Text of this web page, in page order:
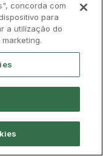
concorda com
para
a utilização do